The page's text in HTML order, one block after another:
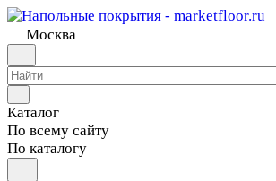
Москва
Каталог
По всему сайту
По каталогу